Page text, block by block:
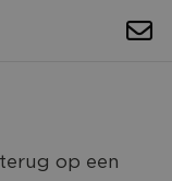
op een